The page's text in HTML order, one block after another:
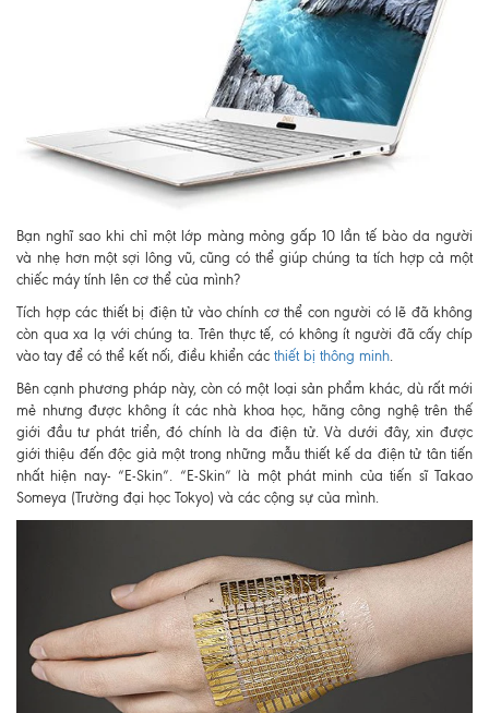
Bạn nghĩ sao khi chỉ một lớp màng mỏng gấp 10 lần tế bào da người
và nhẹ hơn một sợi lông vũ, cũng có thể giúp chúng ta tích hợp cả một
chiếc máy tính lên cơ thể của mình?
Tích hợp các thiết bị điện tử vào chính cơ thể con người có lẽ đã không
còn qua xa lạ với chúng ta. Trên thực tế, có không ít người đã cấy chíp
vào tay để có thể kết nối, điều khiển các thiết bị thông minh.
Bên cạnh phương pháp này, còn có một loại sản phẩm khác, dù rất mới
mẻ nhưng được không ít các nhà khoa học, hãng công nghệ trên thế
giới đầu tư phát triển, đó chính là da điện tử. Và dưới đây, xin được
giới thiệu đến độc giả một trong những mẫu thiết kế da điện tử tân tiến
nhất hiện nay- “E-Skin”. “E-Skin” là một phát minh của tiến sĩ Takao
Someya (Trường đại học Tokyo) và các cộng sự của mình.